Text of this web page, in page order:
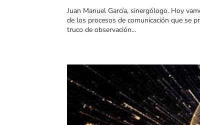
Juan Manuel García, sinergólogo. Hoy
de los procesos de comunicación que se
truco de observación...